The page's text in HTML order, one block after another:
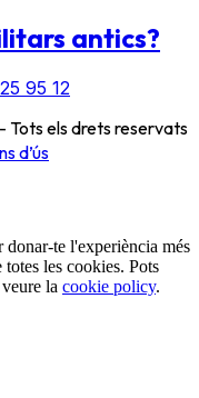
antics?
95 12
els drets reservats
d’ús
te l'experiència més
totes les cookies. Pots
la cookie policy.